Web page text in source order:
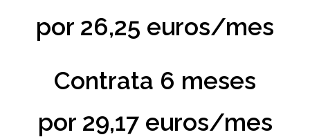
BUSCAR
por 26,25 euros/mes
Contrata 6 meses
por 29,17 euros/mes